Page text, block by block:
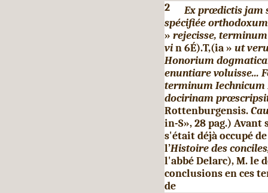
2
Ex prœdictis jam
spécifiée
» rejecisse,
vin 6É).T,(ia » ut
Honorium
enuntiare voluisse...
terminum Iechnicum
docirinam
Rottenburgensis.
in-S», 28 pag.)
s'était déjà occupé
l’Histoire des
l'abbé Delarc), M. le
conclusions en ces
de